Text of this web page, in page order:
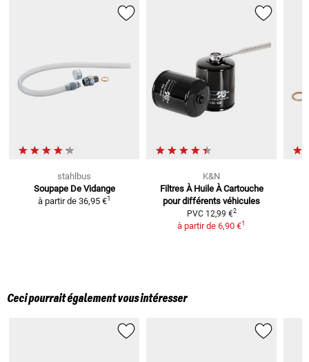
stahlbus
Soupape De Vidange
à partir de 36,95 €1
K&N
Filtres À Huile À Cartouche
pour différents véhicules
PVC 12,99 €2
à partir de 6,90 €1
Ceci pourrait également vous intéresser